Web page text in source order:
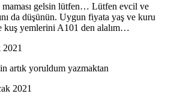
maması gelsin lütfen… Lütfen evcil ve
da düşünün. Uygun fiyata yaş ve kuru
kuş yemlerini A101 den alalım…
2021
artık yoruldum yazmaktan
2021